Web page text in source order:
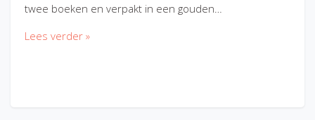
twee boeken en verpakt in een gouden…
Lees verder »